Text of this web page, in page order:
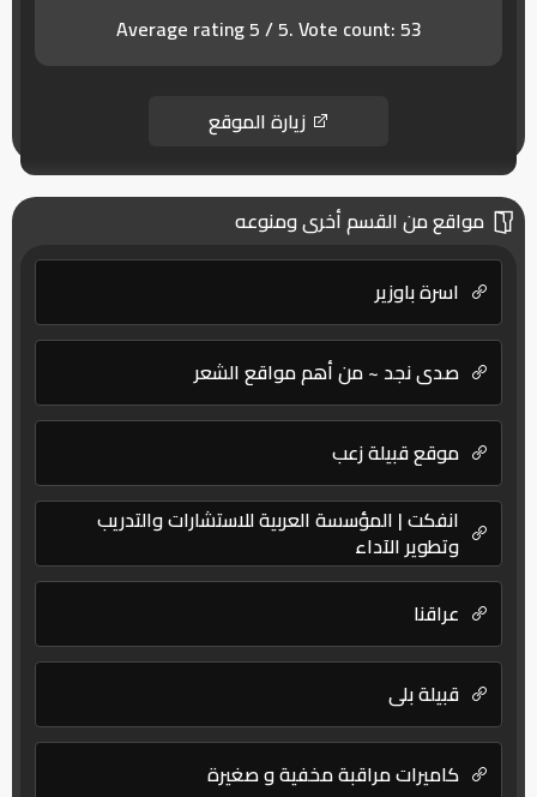
Average rating5/ 5. Vote count:53
زيارة الموقع
مواقع من القسم أخرى ومنوعه
اسرة باوزير
صدى نجد ~ من أهم مواقع الشعر
موقع قبيلة زعب
انفكت | المؤسسة العربية للاستشارات والتدريب
وتطوير الآداء
عراقنا
قبيلة بلي
كاميرات مراقبة مخفية و صغيرة